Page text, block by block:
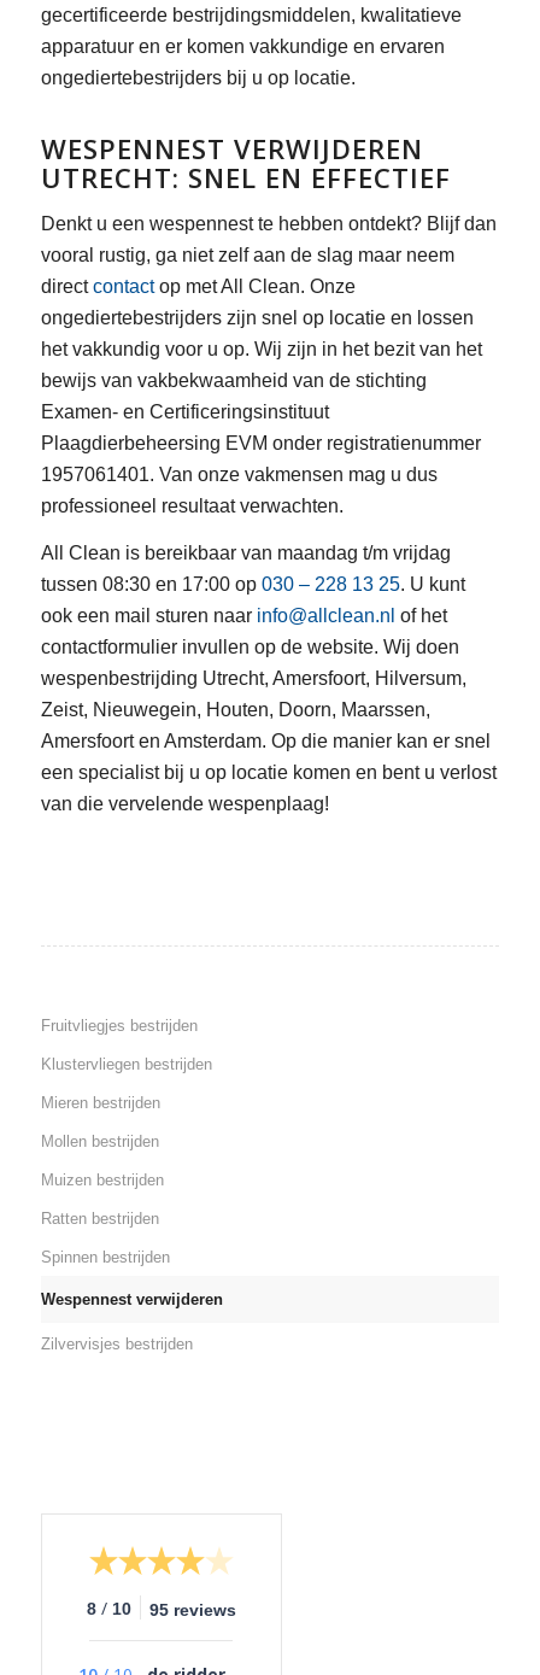
gecertificeerde bestrijdingsmiddelen, kwalitatieve
apparatuur en er komen vakkundige en ervaren
ongediertebestrijders bij u op locatie.
WESPENNEST VERWIJDEREN
UTRECHT: SNEL EN EFFECTIEF
Denkt u een wespennest te hebben ontdekt? Blijf dan
vooral rustig, ga niet zelf aan de slag maar neem
directcontactop met All Clean. Onze
ongediertebestrijders zijn snel op locatie en lossen
het vakkundig voor u op. Wij zijn in het bezit van het
bewijs van vakbekwaamheid van de stichting
Examen- en Certificeringsinstituut
Plaagdierbeheersing EVM onder registratienummer
1957061401. Van onze vakmensen mag u dus
professioneel resultaat verwachten.
All Clean is bereikbaar van maandag t/m vrijdag
tussen 08:30 en 17:00 op 030 – 228 13 25. U kunt
ook een mail sturen naar info@allclean.nl of het
contactformulier invullen op de website. Wij doen
wespenbestrijding Utrecht, Amersfoort, Hilversum,
Zeist, Nieuwegein, Houten, Doorn, Maarssen,
Amersfoort en Amsterdam. Op die manier kan er snel
een specialist bij u op locatie komen en bent u verlost
van die vervelende wespenplaag!
Fruitvliegjes bestrijden
Klustervliegen bestrijden
Mieren bestrijden
Mollen bestrijden
Muizen bestrijden
Ratten bestrijden
Spinnen bestrijden
Wespennest verwijderen
Zilvervisjes bestrijden
8 / 10 95 reviews